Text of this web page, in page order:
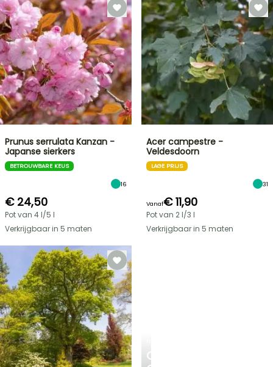
ONTDEK
Prunus serrulata Kanzan -
Japanse sierkers
BETROUWBARE KEUS
16
€ 24,50
Pot van 4 l/5 l
Verkrijgbaar in 5 maten
Acer campestre -
Veldesdoorn
LAGE PRIJS
31
Vanaf€ 11,90
Pot van 2 l/3 l
Verkrijgbaar in 5 maten